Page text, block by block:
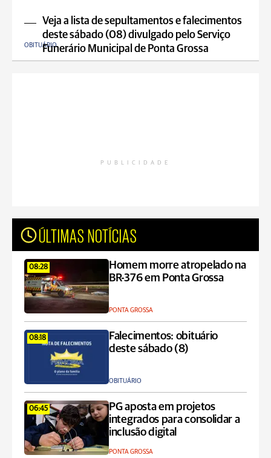
Veja a lista de sepultamentos e falecimentos
deste sábado (08) divulgado pelo Serviço
Funerário Municipal de Ponta Grossa
OBITUÁRIO
PUBLICIDADE
ÚLTIMAS NOTÍCIAS
08:28
Homem morre atropelado na
BR-376 em Ponta Grossa
PONTA GROSSA
08:18
Falecimentos: obituário
deste sábado (8)
OBITUÁRIO
06:45
PG aposta em projetos
integrados para consolidar a
inclusão digital
PONTA GROSSA